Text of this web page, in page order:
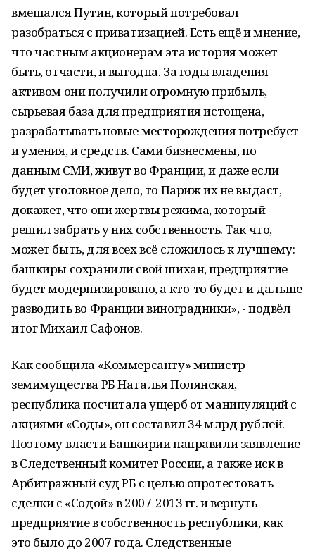
вмешался Путин, который потребовал
разобраться с приватизацией. Есть ещё и мнение,
что частным акционерам эта история может
быть, отчасти, и выгодна. За годы владения
активом они получили огромную прибыль,
сырьевая база для предприятия истощена,
разрабатывать новые месторождения потребует
и умения, и средств. Сами бизнесмены, по
данным СМИ, живут во Франции, и даже если
будет уголовное дело, то Париж их не выдаст,
докажет, что они жертвы режима, который
решил забрать у них собственность. Так что,
может быть, для всех всё сложилось к лучшему:
башкиры сохранили свой шихан, предприятие
будет модернизировано, а кто-то будет и дальше
разводить во Франции виноградники», - подвёл
итог Михаил Сафонов.
Как сообщила «Коммерсанту» министр
земимущества РБ Наталья Полянская,
республика посчитала ущерб от манипуляций с
акциями «Соды», он составил 34 млрд рублей.
Поэтому власти Башкирии направили заявление
в Следственный комитет России, а также иск в
Арбитражный суд РБ с целью опротестовать
сделки с «Содой» в 2007-2013 гг. и вернуть
предприятие в собственность республики, как
это было до 2007 года. Следственные